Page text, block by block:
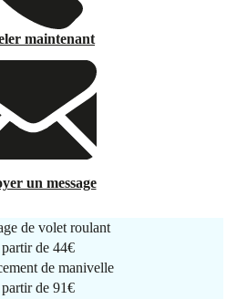
maintenant
un message
de volet roulant
de 44€
de manivelle
de 91€